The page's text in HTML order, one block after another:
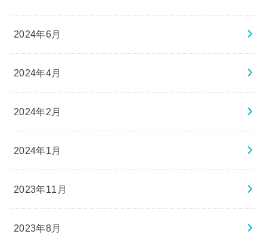
2024年6月
2024年4月
2024年2月
2024年1月
2023年11月
2023年8月